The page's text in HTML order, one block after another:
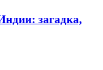
загадка,